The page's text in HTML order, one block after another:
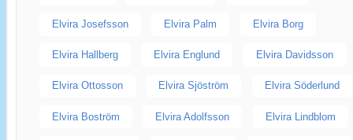
Elvira Josefsson Elvira Palm Elvira Borg
Elvira Hallberg Elvira Englund Elvira Davidsson
Elvira Ottosson Elvira Sjöström Elvira Söderlund
Elvira Boström Elvira Adolfsson Elvira Lindblom